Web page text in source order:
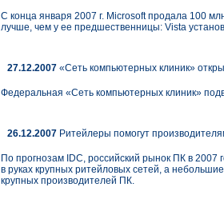
С конца января 2007 г. Microsoft продала 100
лучше, чем у ее предшественницы: Vista
27.12.2007 «Сеть компьютерных клиник»
Федеральная «Сеть компьютерных клиник»
26.12.2007 Ритейлеры помогут
По прогнозам IDC, российский рынок ПК в
в руках крупных ритейловых сетей, а
крупных производителей ПК.